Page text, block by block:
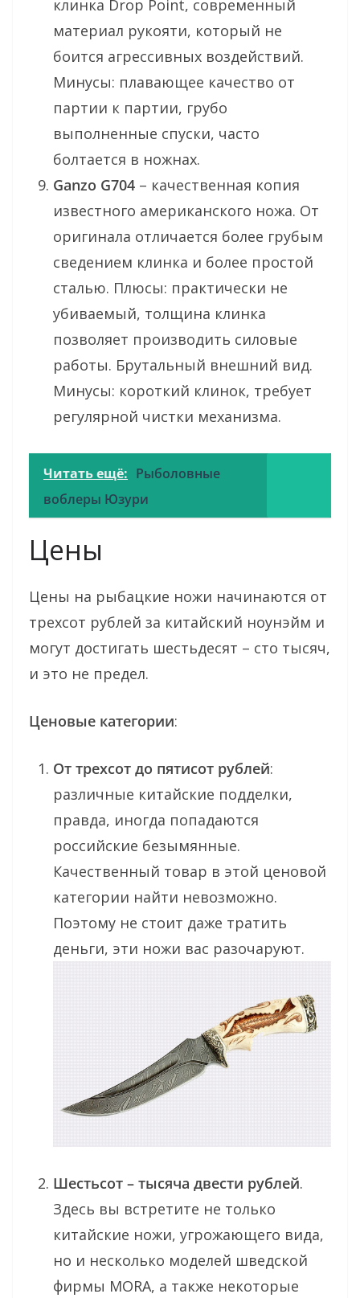
клинка Drop Point, современный
материал рукояти, который не
боится агрессивных воздействий.
Минусы: плавающее качество от
партии к партии, грубо
выполненные спуски, часто
болтается в ножнах.
Ganzo G704 – качественная копия
известного американского ножа. От
оригинала отличается более грубым
сведением клинка и более простой
сталью. Плюсы: практически не
убиваемый, толщина клинка
позволяет производить силовые
работы. Брутальный внешний вид.
Минусы: короткий клинок, требует
регулярной чистки механизма.
Читать ещё: Рыболовные
воблеры Юзури
Цены
Цены на рыбацкие ножи начинаются от
трехсот рублей за китайский ноунэйм и
могут достигать шестьдесят – сто тысяч,
и это не предел.
Ценовые категории:
От трехсот до пятисот рублей:
различные китайские подделки,
правда, иногда попадаются
российские безымянные.
Качественный товар в этой ценовой
категории найти невозможно.
Поэтому не стоит даже тратить
деньги, эти ножи вас разочаруют.
Шестьсот – тысяча двести рублей.
Здесь вы встретите не только
китайские ножи, угрожающего вида,
но и несколько моделей шведской
фирмы MORA, а также некоторые